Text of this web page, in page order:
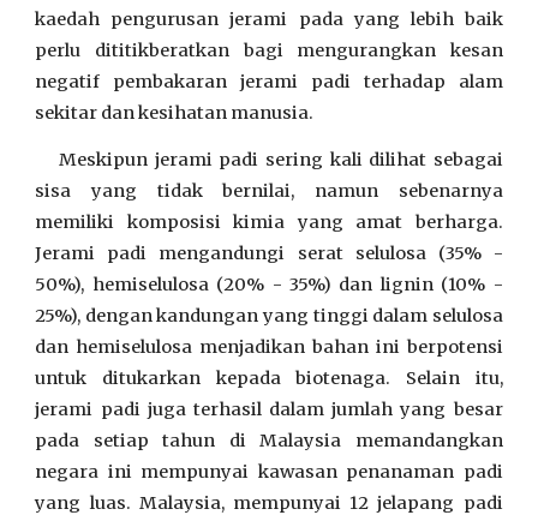
kaedah pengurusan jerami pada yang lebih baik
perlu dititikberatkan bagi mengurangkan kesan
negatif pembakaran jerami padi terhadap alam
sekitar dan kesihatan manusia.
Meskipun jerami padi sering kali dilihat sebagai
sisa yang tidak bernilai, namun sebenarnya
memiliki komposisi kimia yang amat berharga.
Jerami padi mengandungi serat selulosa (35% -
50%), hemiselulosa (20% - 35%) dan lignin (10% -
25%), dengankandungan yang tinggi dalam selulosa
dan hemiselulosa menjadikan bahan ini berpotensi
untuk ditukarkan kepada biotenaga. Selain itu,
jerami padi juga terhasil dalam jumlah yang besar
pada setiap tahun di Malaysia memandangkan
negara ini mempunyai kawasan penanaman padi
yang luas. Malaysia, mempunyai 12jelapang padi